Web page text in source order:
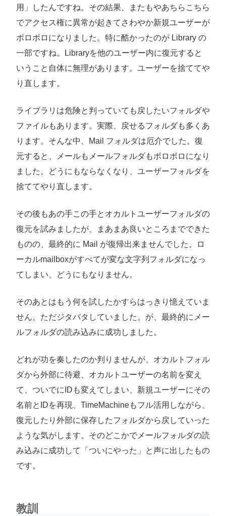
用」したんですね。その結果、またもやあちらこちら
でアクセス権に異常が起きてさわやか新規ユーザーが
ボロボロになりました。特に酷かったのが Library の
一部ですね。Libraryを他のユーザー内に復元すると
いうこと自体に無理があります。ユーザーを捨ててや
り直します。
ライブラリは危険と判っていても戻したいフォルダや
ファイルもあります。実際、戻せるフォルダも多くあ
ります。そんな中、Mail フォルダは厄介でした。復
元すると、メールもメールフォルダもボロボロになり
ました。どうにもならなくなり、ユーザーフォルダを
捨ててやり直します。
その後もあの手この手とオカルトユーザーフォルダの
復元を試みましたが、まあまあ良いところまでできた
ものの、最終的に Mail が復帰出来ませんでした。ロ
ーカルmailboxがすべてが変な文字列フォルダになっ
てしまい、どうにもなりません。
そのあとはもう何を試したかすらはっきり憶えていま
せん。ただジタバタしていました。が、最終的にメー
ルフォルダの読み込みに成功しました。
どれが功を奏したのか判りませんが、オカルトフォル
ダから外部に待避、オカルトユーザーの名前を変え
て、ついでにIDも変えてしまい、新規ユーザーにその
名前とIDを再現、TimeMachineもフル活用しながら、
復元したり外部に保存したフォルダから戻していった
ような気がします。そのどこかでメールフォルダの読
み込みに成功して「ついにやった」と声に出したもの
です。
教訓